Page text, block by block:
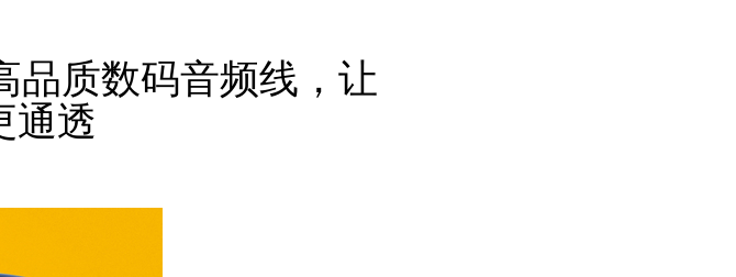
品质数码音频线，让
通透